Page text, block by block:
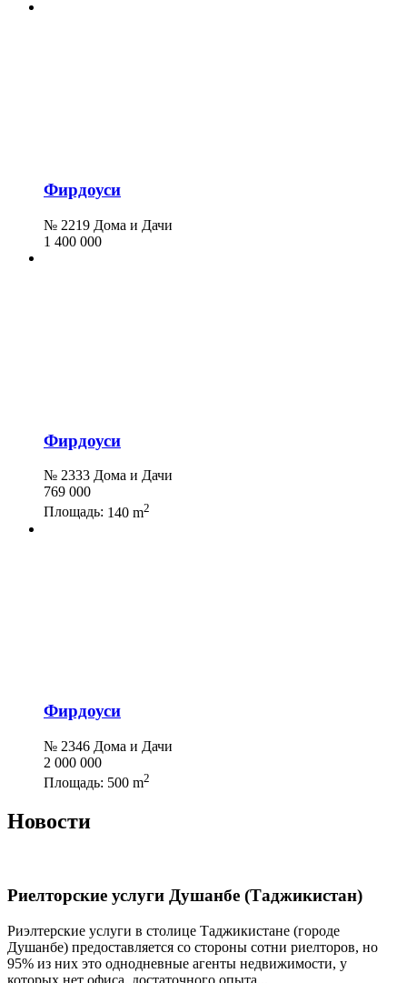
Фирдоуси
№ 2219 Дома и Дачи
1 400 000
Фирдоуси
№ 2333 Дома и Дачи
769 000
Площадь: 140 m2
Фирдоуси
№ 2346 Дома и Дачи
2 000 000
Площадь: 500 m2
Новости
Риелторские услуги Душанбе (Таджикистан)
Риэлтерские услуги в столице Таджикистане (городе
Душанбе) предоставляется со стороны сотни риелторов, но
95% из них это однодневные агенты недвижимости, у
которых нет офиса, достаточного опыта...